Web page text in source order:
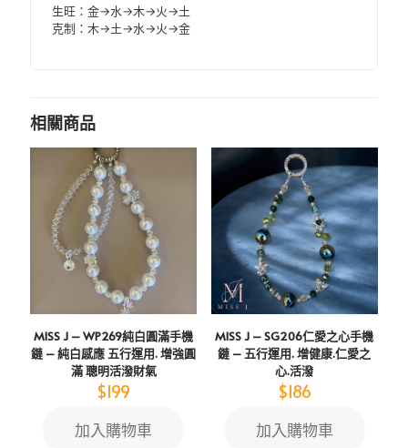
生旺：金→水→木→火→土
克制：木→土→水→火→金
相關商品
MISS J – WP269純白圓滿手機
鏈 – 純白感應 五行運用. 增強圓
滿 聰明活潑財氣
$199
加入購物車
MISS J – SG206仁愛之心手機
鏈 – 五行運用. 增健康.仁愛之
心.活潑
$186
加入購物車